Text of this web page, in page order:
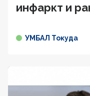
инфаркт и
УМБАЛ Токуда